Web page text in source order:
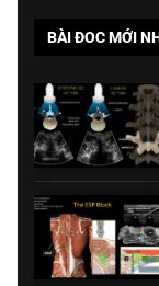
BÀI ĐOC MỚI